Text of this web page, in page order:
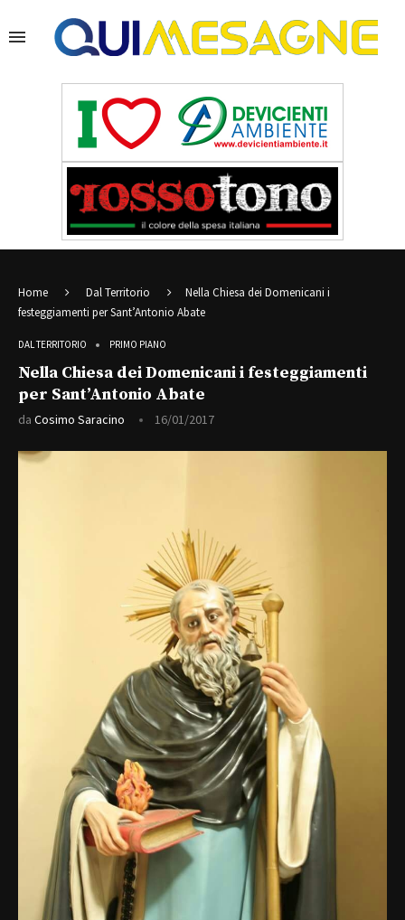
Home Dal Territorio
Nella Chiesa dei Domenicani i
festeggiamenti per Sant’Antonio Abate
DAL TERRITORIO PRIMO PIANO
Nella Chiesa dei Domenicani i festeggiamenti
per Sant’Antonio Abate
da Cosimo Saracino 16/01/2017